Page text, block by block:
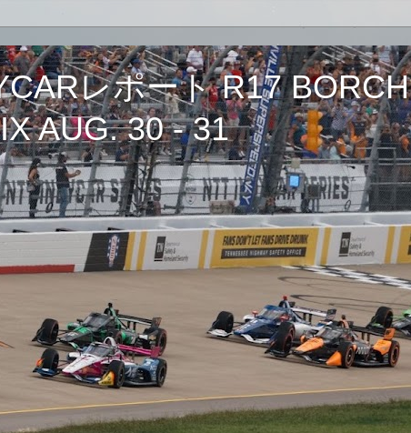
レポート R17
AUG. 30 - 31